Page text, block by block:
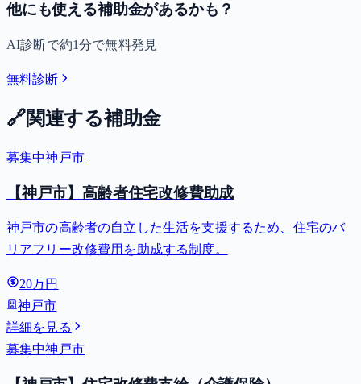
他にも使える補助金があるかも？
AI診断で約1分で無料発見
無料診断
🔗関連する補助金
募集中神戸市
【神戸市】高齢者住宅改修費助成
神戸市の高齢者の自立した生活を支援するため、住宅のバ
リアフリー改修費用を助成する制度。
20万円
神戸市
詳細を見る
募集中神戸市